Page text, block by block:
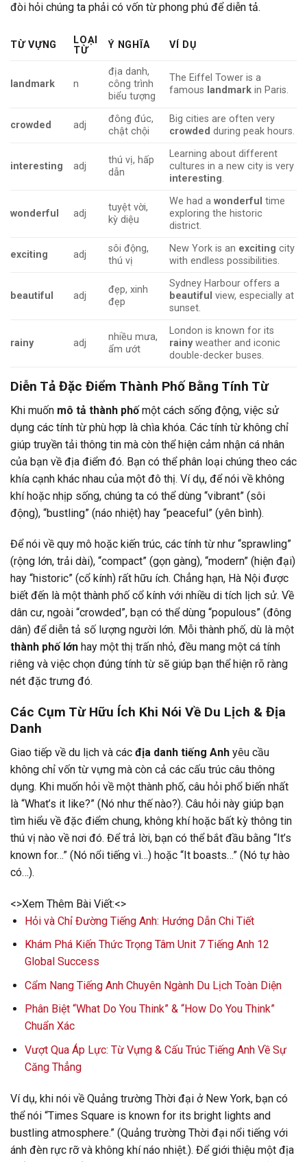
đòi hỏi chúng ta phải có vốn từ phong phú để diễn tả.
TỪ VỰNG
LOẠI
TỪ
Ý NGHĨA VÍ DỤ
landmark n
địa danh,
công trình
biểu tượng
The Eiffel Tower is a
famous landmark in Paris.
crowded adj
đông đúc,
chật chội
Big cities are often very
crowded during peak hours.
interesting adj
thú vị, hấp
dẫn
Learning about different
cultures in a new city is very
interesting.
wonderful adj
tuyệt vời,
kỳ diệu
We had awonderful time
exploring the historic
district.
exciting adj
sôi động,
thú vị
New York is an exciting city
with endless possibilities.
beautiful adj
đẹp, xinh
đẹp
Sydney Harbour offers a
beautiful view, especially at
sunset.
rainy adj
nhiều mưa,
ẩm ướt
London is known for its
rainyweather and iconic
double-decker buses.
Diễn Tả Đặc Điểm Thành Phố Bằng Tính Từ
Khi muốn mô tả thành phốmột cách sống động, việc sử
dụng các tính từ phù hợp là chìa khóa. Các tính từ không chỉ
giúp truyền tải thông tin mà còn thể hiện cảm nhận cá nhân
của bạn về địa điểm đó. Bạn có thể phân loại chúng theo các
khía cạnh khác nhau của một đô thị. Ví dụ, để nói về không
khí hoặc nhịp sống, chúng ta có thể dùng “vibrant” (sôi
động), “bustling” (náo nhiệt) hay “peaceful” (yên bình).
Để nói về quy mô hoặc kiến trúc, các tính từ như “sprawling”
(rộng lớn, trải dài), “compact” (gọn gàng), “modern” (hiện đại)
hay “historic” (cổ kính) rất hữu ích. Chẳng hạn, Hà Nội được
biết đến là một thành phố cổ kính với nhiều di tích lịch sử. Về
dân cư, ngoài “crowded”, bạn có thể dùng “populous” (đông
dân) để diễn tả số lượng người lớn. Mỗi thành phố, dù là một
thành phố lớn hay một thị trấn nhỏ, đều mang một cá tính
riêng và việc chọn đúng tính từ sẽ giúp bạn thể hiện rõ ràng
nét đặc trưng đó.
Các Cụm Từ Hữu Ích Khi Nói Về Du Lịch & Địa
Danh
Giao tiếp về du lịch và các địa danh tiếng Anh yêu cầu
không chỉ vốn từ vựng mà còn cả các cấu trúc câu thông
dụng. Khi muốn hỏi về một thành phố, câu hỏi phổ biến nhất
là “What’s it like?” (Nó như thế nào?). Câu hỏi này giúp bạn
tìm hiểu về đặc điểm chung, không khí hoặc bất kỳ thông tin
thú vị nào về nơi đó. Để trả lời, bạn có thể bắt đầu bằng “It’s
known for…” (Nó nổi tiếng vì…) hoặc “It boasts…” (Nó tự hào
có…).
<>Xem Thêm Bài Viết:<>
Hỏi và Chỉ Đường Tiếng Anh: Hướng Dẫn Chi Tiết
Khám Phá Kiến Thức Trọng Tâm Unit 7 Tiếng Anh 12
Global Success
Cẩm Nang Tiếng Anh Chuyên Ngành Du Lịch Toàn Diện
Phân Biệt “What Do You Think” & “How Do You Think”
Chuẩn Xác
Vượt Qua Áp Lực: Từ Vựng & Cấu Trúc Tiếng Anh Về Sự
Căng Thẳng
Ví dụ, khi nói về Quảng trường Thời đại ở New York, bạn có
thể nói “Times Square is known for its bright lights and
bustling atmosphere.” (Quảng trường Thời đại nổi tiếng với
ánh đèn rực rỡ và không khí náo nhiệt.). Để giới thiệu một địa